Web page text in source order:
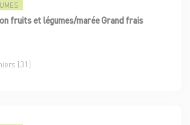
fruits et légumes/marée Grand frais
(31)